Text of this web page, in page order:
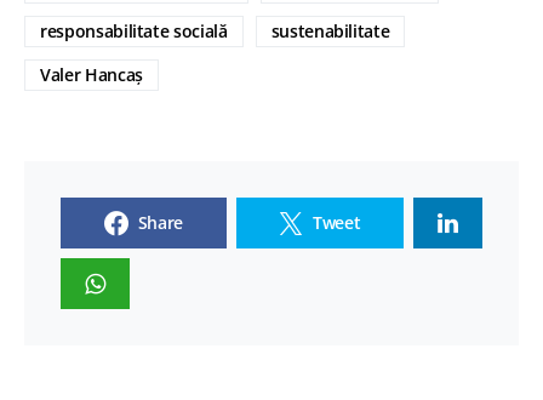
responsabilitate socială
sustenabilitate
Valer Hancaș
Share Tweet